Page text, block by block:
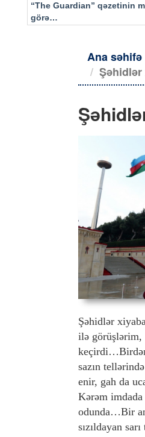
“The Guardian” qəzetinin
görə…
Ana səhifə
Şəhidlər
ilə görüşlərim,
keçirdi…Birdən
sazın
enir, gah da
Kərəm imdada
odunda…Bir
sızıldayan